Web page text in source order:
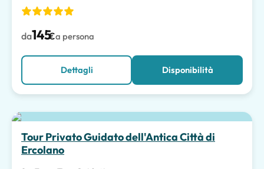
da145€a persona
Dettagli Disponibilità
Tour Privato Guidato dell'Antica Città di
Ercolano